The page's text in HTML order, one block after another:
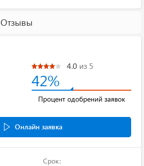
Отзывы
4.0 из 5
42%
Процент одобрений заявок
Онлайн заявка
Срок: